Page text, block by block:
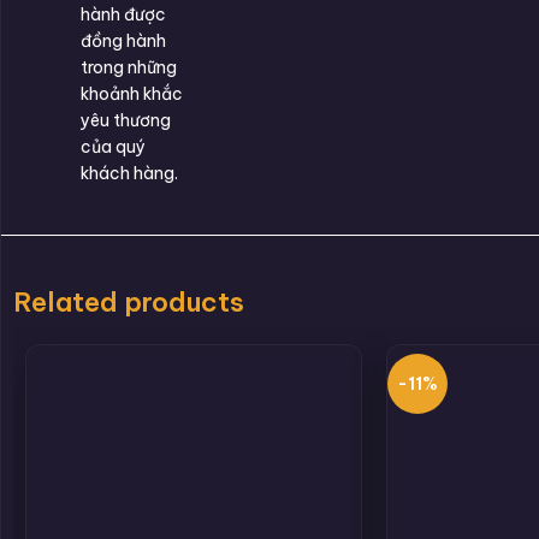
hành được
đồng hành
trong những
khoảnh khắc
yêu thương
của quý
khách hàng.
Related products
-11%